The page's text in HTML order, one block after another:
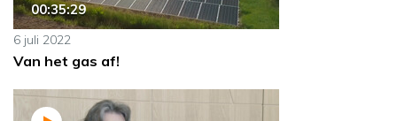
00:35:29
6 juli 2022
Van het gas af!